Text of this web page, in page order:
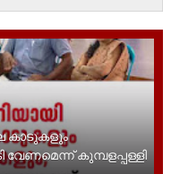
കാടുകളും
കുമ്പളപ്പള്ളി